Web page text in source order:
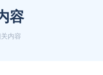
容
内容